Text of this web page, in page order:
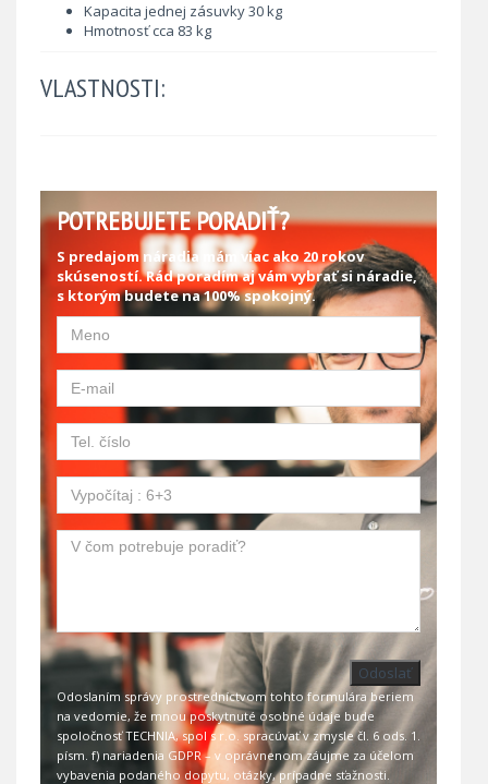
Kapacita jednej zásuvky 30 kg
Hmotnosť cca 83 kg
VLASTNOSTI:
POTREBUJETE PORADIŤ?
S predajom náradia mám viac ako 20 rokov
skúseností. Rád poradím aj vám vybrať si náradie,
s ktorým budete na 100% spokojný.
Odoslať
Odoslaním správy prostredníctvom tohto formulára beriem
na vedomie, že mnou poskytnuté osobné údaje bude
spoločnosť TECHNIA, spol s r.o. spracúvať v zmysle čl. 6 ods. 1.
písm. f) nariadenia GDPR – v oprávnenom záujme za účelom
vybavenia podaného dopytu, otázky, prípadne sťažnosti.